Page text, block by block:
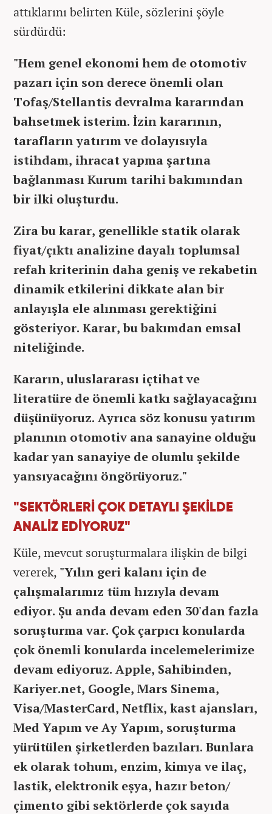
attıklarını belirten Küle, sözlerini şöyle
sürdürdü:
"Hem genel ekonomi hem de otomotiv
pazarı için son derece önemli olan
Tofaş/Stellantis devralma kararından
bahsetmek isterim. İzin kararının,
tarafların yatırım ve dolayısıyla
istihdam, ihracat yapma şartına
bağlanması Kurum tarihi bakımından
bir ilki oluşturdu.
Zira bu karar, genellikle statik olarak
fiyat/çıktı analizine dayalı toplumsal
refah kriterinin daha geniş ve rekabetin
dinamik etkilerini dikkate alan bir
anlayışla ele alınması gerektiğini
gösteriyor. Karar, bu bakımdan emsal
niteliğinde.
Kararın, uluslararası içtihat ve
literatüre de önemli katkı sağlayacağını
düşünüyoruz. Ayrıca söz konusu yatırım
planının otomotiv ana sanayine olduğu
kadar yan sanayiye de olumlu şekilde
yansıyacağını öngörüyoruz."
"SEKTÖRLERİ ÇOK DETAYLI ŞEKİLDE
ANALİZ EDİYORUZ"
Küle, mevcut soruşturmalara ilişkin de bilgi
vererek, "Yılın geri kalanı için de
çalışmalarımız tüm hızıyla devam
ediyor. Şu anda devam eden 30'dan fazla
soruşturma var. Çok çarpıcı konularda
çok önemli konularda incelemelerimize
devam ediyoruz. Apple, Sahibinden,
Kariyer.net, Google, Mars Sinema,
Visa/MasterCard, Netflix, kast ajansları,
Med Yapım ve Ay Yapım, soruşturma
yürütülen şirketlerden bazıları. Bunlara
ek olarak tohum, enzim, kimya ve ilaç,
lastik, elektronik eşya, hazır beton/
çimento gibi sektörlerde çok sayıda